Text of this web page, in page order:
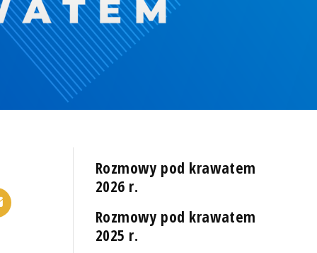
Rozmowy pod krawatem
2026 r.
Rozmowy pod krawatem
2025 r.